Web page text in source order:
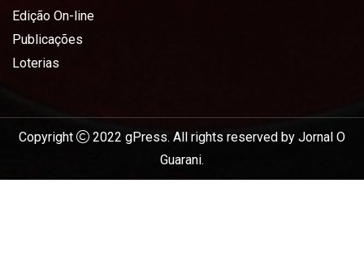
Edição On-line
Publicações
Loterias
Copyright 2022 gPress. All rights reserved by Jornal O
Guarani.